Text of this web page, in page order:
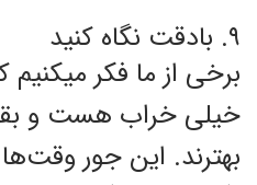
۹. بادقت نگاه کنید
برخی از ما فکر
خیلی خراب هست و
بهترند. این جور